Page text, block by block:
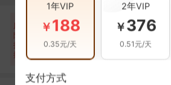
风
险
扫
描
自身风险
暂无风险
关联风险
暂无风险
1年VIP
￥188
0.35元/天
2年VIP
￥376
0.51元/天
支付方式